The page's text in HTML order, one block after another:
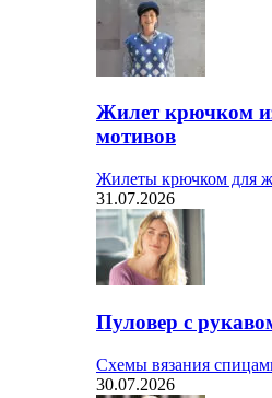
Жилет крючком
мотивов
Жилеты крючком для
31.07.2026
Пуловер с
Схемы вязания
30.07.2026